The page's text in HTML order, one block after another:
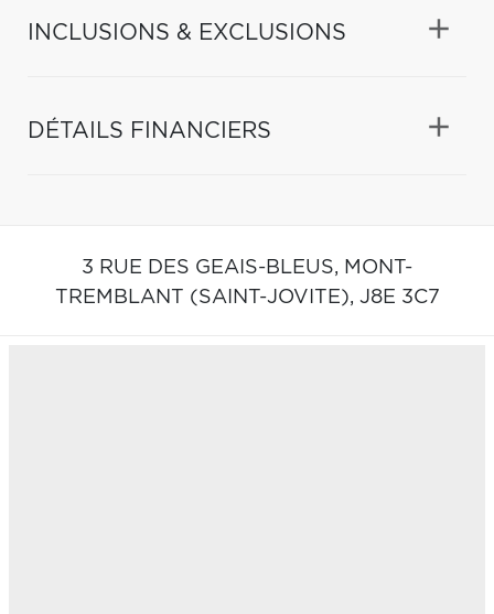
INCLUSIONS & EXCLUSIONS
DÉTAILS FINANCIERS
3 RUE DES GEAIS-BLEUS, MONT-
TREMBLANT (SAINT-JOVITE), J8E 3C7